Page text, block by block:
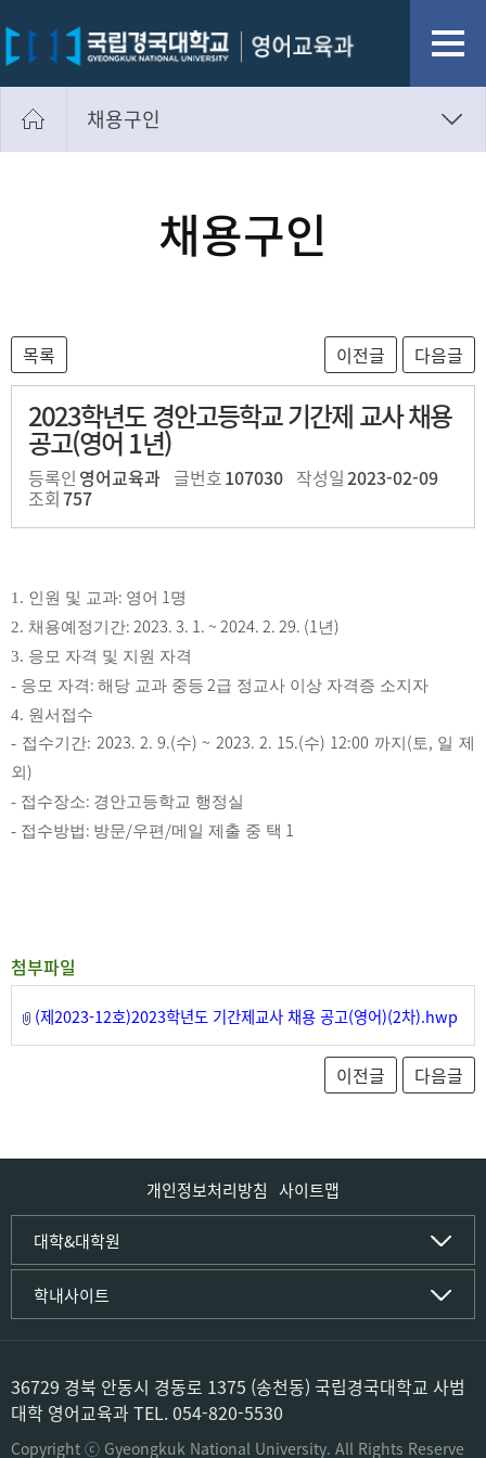
채용구인
대학원공지사항채용구인
2023학년도 경안고등학교 기간제 교사 채용
공고(영어 1년)
등록인 영어교육과 글번호107030 작성일2023-02-09
조회757
1. 인원 및 교과: 영어 1명
2. 채용예정기간: 2023. 3. 1. ~ 2024. 2. 29. (1년)
3. 응모 자격 및 지원 자격
- 응모 자격: 해당 교과 중등 2급 정교사 이상 자격증 소지자
4. 원서접수
- 접수기간: 2023. 2. 9.(수) ~ 2023. 2. 15.(수) 12:00 까지 (토, 일 제
외 )
- 접수장소: 경안고등학교 행정실
- 접수방법: 방문/우편 /메일 제출 중 택 1
첨부파일
(제2023-12호)2023학년도 기간제교사 채용 공고(영어)(2차).hwp
개인정보처리방침 사이트맵
대학&대학원
인문사회·IT대학
인문·문화학부
국어국문학전공
중국어문·문화학전공
한자문화콘텐츠학전공
미디어문화커뮤니케이션학전공
사학전공
컴퓨터·소프트웨어공학부
학내사이트
국립경국대학교
(재)국립경국대학교발전기금
공용S/W관리시스템
공자학원
공학교육인증시스템
과학영재교육원
36729 경북 안동시 경동로 1375 (송천동) 국립경국대학교 사범
대학 영어교육과 TEL. 054-820-5530
Copyright ⓒ Gyeongkuk National University. All Rights Reserve